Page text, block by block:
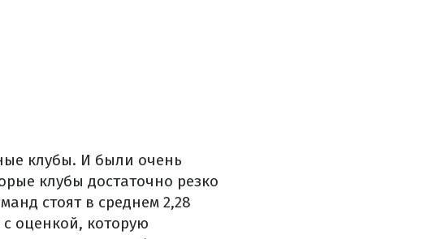
клубы. И были очень
клубы достаточно резко
стоят в среднем 2,28
оценкой, которую